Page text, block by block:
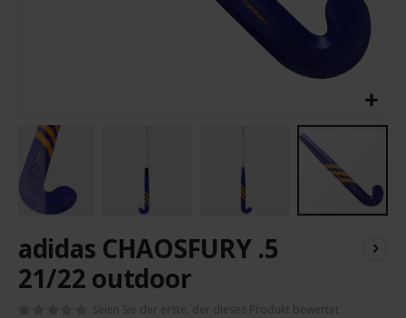
Anfang
der
Bildergalerie
adidas CHAOSFURY .5
21/22 outdoor
Seien Sie der erste, der dieses Produkt bewertet